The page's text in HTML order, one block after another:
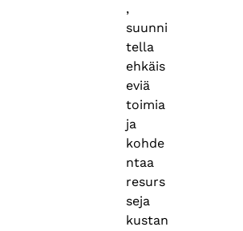
,
suunni
tella
ehkäis
eviä
toimia
ja
kohde
ntaa
resurs
seja
kustan